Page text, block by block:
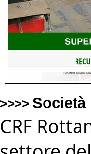
>>>> Società
CRF